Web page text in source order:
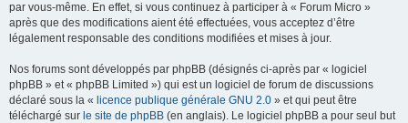
par vous-même. En effet, si vous continuez à participer à « Forum Micro »
après que des modifications aient été effectuées, vous acceptez d’être
légalement responsable des conditions modifiées et mises à jour.
Nos forums sont développés par phpBB (désignés ci-après par « logiciel
phpBB » et « phpBB Limited ») qui est un logiciel de forum de discussions
déclaré sous la « licence publique générale GNU 2.0 » et qui peut être
téléchargé sur le site de phpBB (en anglais). Le logiciel phpBB a pour seul but